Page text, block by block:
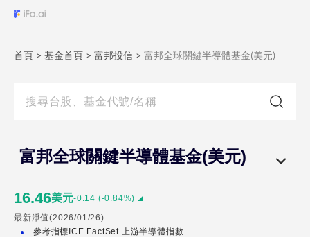
首頁 > 基金首頁 > 富邦投信 > 富邦全球關鍵半導體基金(美元)
富邦全球關鍵半導體基金(美元)
富
全
金
(新
16.46美元-0.14 (-0.84%)
最新淨值(2026/01/26)
參考指標 ICE FactSet 上游半導體指數